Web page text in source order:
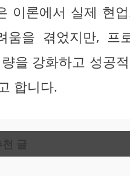
이론에서 실제 현
움을 겪었지만, 프
을 강화하고 성공
합니다.
글